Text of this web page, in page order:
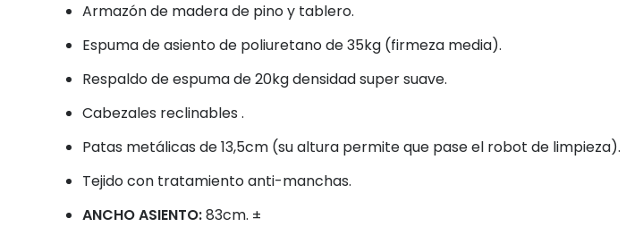
Armazón de madera de pino y tablero.
Espuma de asiento de poliuretano de 35kg (firmeza media).
Respaldo de espuma de 20kg densidad super suave.
Cabezales reclinables .
Patas metálicas de 13,5cm (su altura permite que pase el robot de limpieza).
Tejido con tratamiento anti-manchas.
ANCHO ASIENTO:83cm. ±